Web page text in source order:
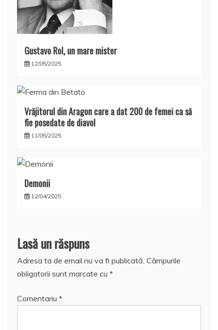
Gustavo Rol, un mare mister
12/05/2025
Vrăjitorul din Aragon care a dat 200 de femei ca să
fie posedate de diavol
11/05/2025
Demonii
12/04/2025
Lasă un răspuns
Adresa ta de email nu va fi publicată. Câmpurile
obligatorii sunt marcate cu *
Comentariu *